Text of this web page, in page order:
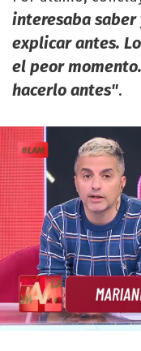
interesaba saber
explicar antes.
el peor
hacerlo antes".